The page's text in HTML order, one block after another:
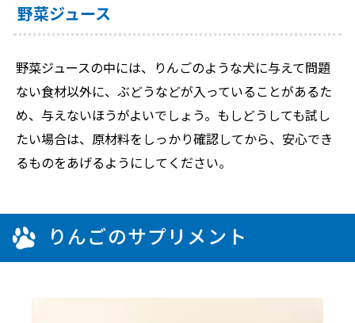
野菜ジュース
野菜ジュースの中には、りんごのような犬に与えて問題
ない食材以外に、ぶどうなどが入っていることがあるた
め、与えないほうがよいでしょう。もしどうしても試し
たい場合は、原材料をしっかり確認してから、安心でき
るものをあげるようにしてください。
りんごのサプリメント